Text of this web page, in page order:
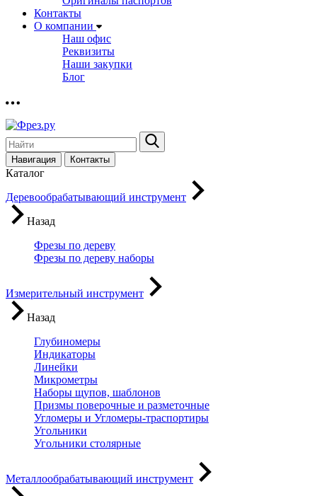
Контакты
О компании
Наш офис
Реквизиты
Наши закупки
Блог
Навигация Контакты
Каталог
Деревообрабатывающий инструмент
Назад
Фрезы по дереву
Фрезы по дереву наборы
Измерительный инструмент
Назад
Глубиномеры
Индикаторы
Линейки
Микрометры
Наборы щупов, шаблонов
Призмы поверочные и разметочные
Угломеры и Угломеры-траспортиры
Угольники
Угольники столярные
Металлообрабатывающий инструмент